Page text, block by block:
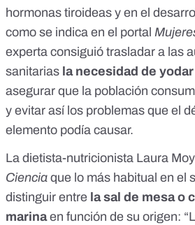
hormonas tiroideas y en el
como se indica en el portal
experta consiguió trasladar a las
sanitarias la necesidad de
asegurar que la población
y evitar así los problemas que el
elemento podía causar.
La dietista-nutricionista Laura
Ciencia que lo más habitual en el
distinguir entre la sal de mesa o
marinaen función de su origen: